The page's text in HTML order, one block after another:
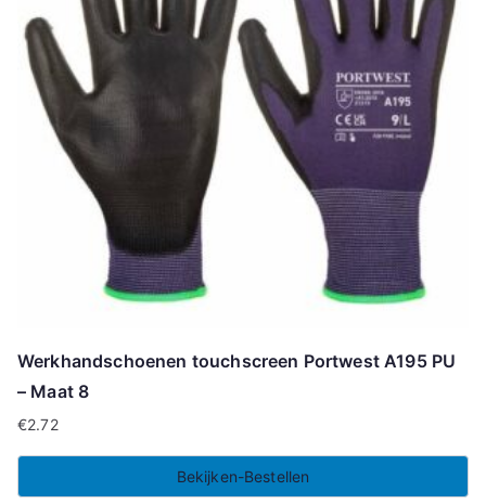
Werkhandschoenen touchscreen Portwest A195 PU
– Maat 8
€2.72
Bekijken-Bestellen